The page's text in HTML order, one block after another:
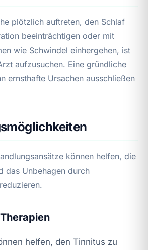
plötzlich auftreten, den Schlaf
beeinträchtigen oder mit
wie Schwindel einhergehen, ist
aufzusuchen. Eine gründliche
ernsthafte Ursachen ausschließen
können helfen, die
das Unbehagen durch
helfen, den Tinnitus zu